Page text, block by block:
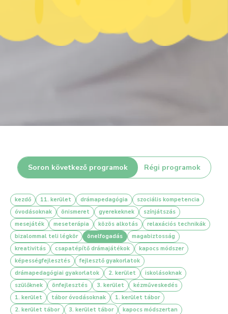
Soron következő programok Régi programok
kezdő 11. kerület drámapedagógia
szociális kompetencia
óvodásoknak
önismeret gyerekeknek
színjátszás
mesejáték
meseterápia közös alkotás
relaxációs technikák
bizalommal teli légkör
önelfogadás
magabiztosság
kreativitás
csapatépítő drámajátékok
kapocs módszer
képességfejlesztés
fejlesztő gyakorlatok
drámapedagógiai gyakorlatok
2. kerület
iskolásoknak
szülőknek
önfejlesztés 3. kerület
kézműveskedés
1. kerület
tábor óvodásoknak
1. kerület tábor
2. kerület tábor
3. kerület tábor
kapocs módszertan